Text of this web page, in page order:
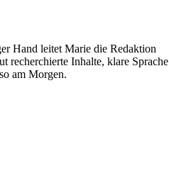
Hand leitet Marie die Redaktion
recherchierte Inhalte, klare Sprache
am Morgen.